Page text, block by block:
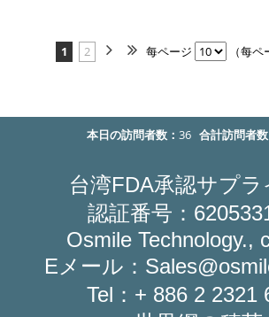
1 2 每ページ （每
本日の訪問者数： 36 合計訪問者数
台湾FDA承認サプラ
認証番号：
Osmile Technology.,
Eメール：
Tel ： + 886 2 2321